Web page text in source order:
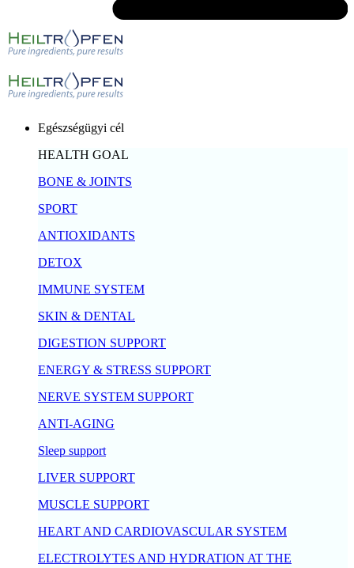
Egészségügyi cél
HEALTH GOAL
BONE & JOINTS
SPORT
ANTIOXIDANTS
DETOX
IMMUNE SYSTEM
SKIN & DENTAL
DIGESTION SUPPORT
ENERGY & STRESS SUPPORT
NERVE SYSTEM SUPPORT
ANTI-AGING
Sleep support
LIVER SUPPORT
MUSCLE SUPPORT
HEART AND CARDIOVASCULAR SYSTEM
ELECTROLYTES AND HYDRATION AT THE